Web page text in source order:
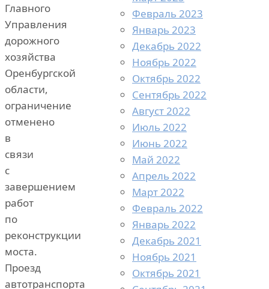
Главного
Управления
дорожного
хозяйства
Оренбургской
области,
ограничение
отменено
в
связи
с
завершением
работ
по
реконструкции
моста.
Проезд
автотранспорта
Февраль 2023
Январь 2023
Декабрь 2022
Ноябрь 2022
Октябрь 2022
Сентябрь 2022
Август 2022
Июль 2022
Июнь 2022
Май 2022
Апрель 2022
Март 2022
Февраль 2022
Январь 2022
Декабрь 2021
Ноябрь 2021
Октябрь 2021